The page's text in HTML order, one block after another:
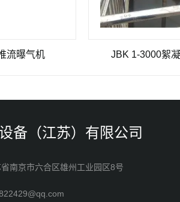
机 JBK 1-3000絮凝搅拌机
备（江苏）有限公司
南京市六合区雄州工业园区8号